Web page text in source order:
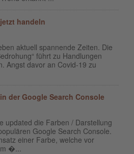
handeln
aktuell spannende Zeiten. Die
führt zu Handlungen
Angst davor an Covid-19 zu
der Google Search Console
updated die Farben / Darstellung
Google Search Console.
einer Farbe, welche vor
�...